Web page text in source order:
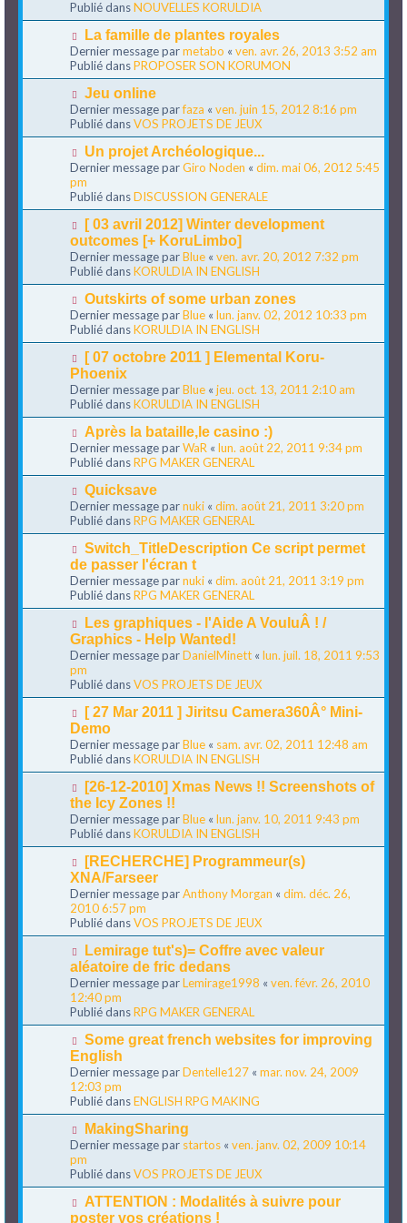
u
m
e
s
s
a
g
e
u
v
e
a
u
m
e
s
s
a
g
e
Publié dansNOUVELLES KORULDIA
N
o
u
v
e
a
u
m
e
s
s
a
g
e
La famille de plantes royales
Dernier message parmetabo « ven. avr. 26, 2013 3:52 am
Publié dansPROPOSER SON KORUMON
N
o
u
v
e
a
u
m
e
s
s
a
g
e
Jeu online
Dernier message parfaza « ven. juin 15, 2012 8:16 pm
Publié dansVOS PROJETS DE JEUX
N
o
u
v
e
a
u
m
e
s
s
a
g
e
Un projet Archéologique...
Dernier message parGiro Noden « dim. mai 06, 2012 5:45
pm
Publié dansDISCUSSION GENERALE
N
o
u
v
e
a
u
m
e
s
s
a
g
e
[ 03 avril 2012] Winter development
outcomes [+ KoruLimbo]
Dernier message parBlue « ven. avr. 20, 2012 7:32 pm
Publié dansKORULDIA IN ENGLISH
N
o
u
v
e
a
u
m
e
s
a
g
e
Outskirts of some urban zones
Dernier message parBlue « lun. janv. 02, 2012 10:33 pm
Publié dansKORULDIA IN ENGLISH
N
o
u
v
e
a
u
m
e
s
s
a
g
e
[ 07 octobre 2011 ] Elemental Koru-
Phoenix
Dernier message parBlue « jeu. oct. 13, 2011 2:10 am
Publié dansKORULDIA IN ENGLISH
N
o
u
v
e
a
u
m
e
s
s
a
g
e
Après la bataille,le casino :)
Dernier message parWaR « lun. août 22, 2011 9:34 pm
Publié dansRPG MAKER GENERAL
N
o
u
v
e
a
u
m
e
s
s
a
g
e
Quicksave
Dernier message parnuki « dim. août 21, 2011 3:20 pm
Publié dansRPG MAKER GENERAL
N
o
u
v
e
a
u
m
e
s
s
a
g
e
Switch_TitleDescription Ce script permet
de passer l'écran t
Dernier message parnuki « dim. août 21, 2011 3:19 pm
Publié dansRPG MAKER GENERAL
N
o
u
v
e
a
u
m
e
s
s
a
g
e
Les graphiques - l'Aide A VouluÂ ! /
Graphics - Help Wanted!
Dernier message parDanielMinett « lun. juil. 18, 2011 9:53
pm
Publié dansVOS PROJETS DE JEUX
N
o
u
v
e
a
u
m
e
s
s
a
g
e
[ 27 Mar 2011 ] Jiritsu Camera360Â° Mini-
Demo
Dernier message parBlue « sam. avr. 02, 2011 12:48 am
Publié dansKORULDIA IN ENGLISH
N
o
u
v
e
a
u
m
e
s
s
a
g
e
[26-12-2010] Xmas News !! Screenshots of
the Icy Zones !!
Dernier message parBlue « lun. janv. 10, 2011 9:43 pm
Publié dansKORULDIA IN ENGLISH
N
o
u
v
e
a
u
m
e
s
s
a
g
e
[RECHERCHE] Programmeur(s)
XNA/Farseer
Dernier message parAnthony Morgan « dim. déc. 26,
2010 6:57 pm
Publié dansVOS PROJETS DE JEUX
N
o
u
v
e
a
u
m
e
s
s
a
g
e
Lemirage tut's)= Coffre avec valeur
aléatoire de fric dedans
Dernier message parLemirage1998 « ven. févr. 26, 2010
12:40 pm
Publié dansRPG MAKER GENERAL
N
o
u
v
e
a
u
m
e
s
s
a
g
Some great french websites for improving
English
Dernier message parDentelle127 « mar. nov. 24, 2009
12:03 pm
Publié dansENGLISH RPG MAKING
N
o
u
v
e
a
u
MakingSharing
Dernier message par startos « ven. janv. 02, 2009 10:14
pm
Publié dansVOS PROJETS DE JEUX
N
o
ATTENTION : Modalités à suivre pour
poster vos créations !